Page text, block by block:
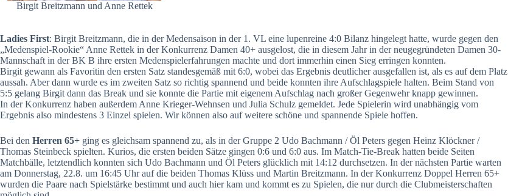
Birgit Breitzmann und Anne Rettek
Ladies First: Birgit Breitzmann, die in der Medensaison in der 1. VL eine lupenreine 4:0 Bilanz hingelegt hatte, wurde gegen den
„Medenspiel-Rookie“ Anne Rettek in der Konkurrenz Damen 40+ ausgelost, die in diesem Jahr in der neugegründeten Damen 30-
Mannschaft in der BK B ihre ersten Medenspielerfahrungen machte und dort immerhin einen Sieg erringen konnten.
Birgit gewann als Favoritin den ersten Satz standesgemäß mit 6:0, wobei das Ergebnis deutlicher ausgefallen ist, als es auf dem Platz
aussah. Aber dann wurde es im zweiten Satz so richtig spannend und beide konnten ihre Aufschlagspiele halten. Beim Stand von
5:5 gelang Birgit dann das Break und sie konnte die Partie mit eigenem Aufschlag nach großer Gegenwehr knapp gewinnen.
In der Konkurrenz haben außerdem Anne Krieger-Wehnsen und Julia Schulz gemeldet. Jede Spielerin wird unabhängig vom
Ergebnis also mindestens 3 Einzel spielen. Wir können also auf weitere schöne und spannende Spiele hoffen.
Bei den Herren 65+ ging es gleichsam spannend zu, als in der Gruppe 2 Udo Bachmann / Öl Peters gegen Heinz Klöckner /
Thomas Steinbeck spielten. Kurios, die ersten beiden Sätze gingen 0:6 und 6:0 aus. Im Match-Tie-Break hatten beide Seiten
Matchbälle, letztendlich konnten sich Udo Bachmann und Öl Peters glücklich mit 14:12 durchsetzen. In der nächsten Partie warten
am Donnerstag, 22.8. um 16:45 Uhr auf die beiden Thomas Klüss und Martin Breitzmann. In der Konkurrenz Doppel Herren 65+
wurden die Paare nach Spielstärke bestimmt und auch hier kam und kommt es zu Spielen, die nur durch die Clubmeisterschaften